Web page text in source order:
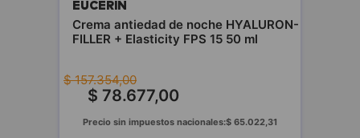
EUCERIN
Crema antiedad de noche HYALURON-
FILLER + Elasticity FPS 15 50 ml
$ 157.354,00
$ 78.677,00
Precio sin impuestos nacionales:$ 65.022 31